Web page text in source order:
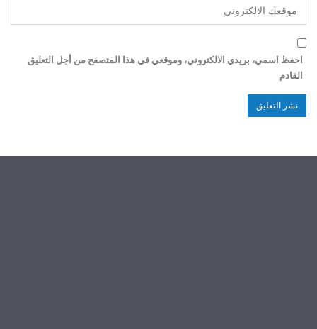
احفظ اسمي، بريدي الالكتروني، وموقعي في هذا المتصفح من أجل التعليق
القادم